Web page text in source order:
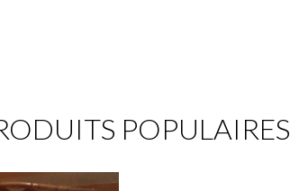
POPULAIRES